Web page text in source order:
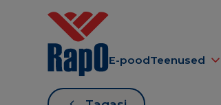
E-poodTeenused